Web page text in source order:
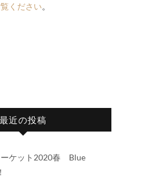
ください。
最近の投稿
ーケット2020春 Blue